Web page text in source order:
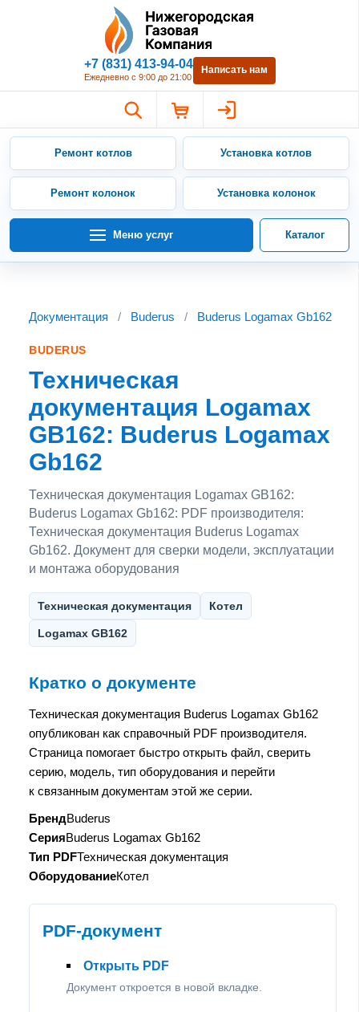
Нижегородская Газовая
+7 (831) 413-94-04
Ежедневно с 9:00 до 21:00
Написать нам
Ремонт котлов Установка котлов
Ремонт колонок Установка колонок
Меню услуг Каталог
Документация / Buderus / Buderus Logamax Gb162
BUDERUS
Техническая
документация Logamax
GB162: Buderus Logamax
Gb162
Техническая документация Logamax GB162:
Buderus Logamax Gb162: PDF производителя:
Техническая документация Buderus Logamax
Gb162. Документ для сверки модели, эксплуатации
и монтажа оборудования
Техническая документация Котел
Logamax GB162
Кратко о документе
Техническая документация Buderus Logamax Gb162
опубликован как справочный PDF производителя.
Страница помогает быстро открыть файл, сверить
серию, модель, тип оборудования и перейти
к связанным документам этой же серии.
БрендBuderus
СерияBuderus Logamax Gb162
Тип PDFТехническая документация
ОборудованиеКотел
PDF-документ
Открыть PDF
Документ откроется в новой вкладке.